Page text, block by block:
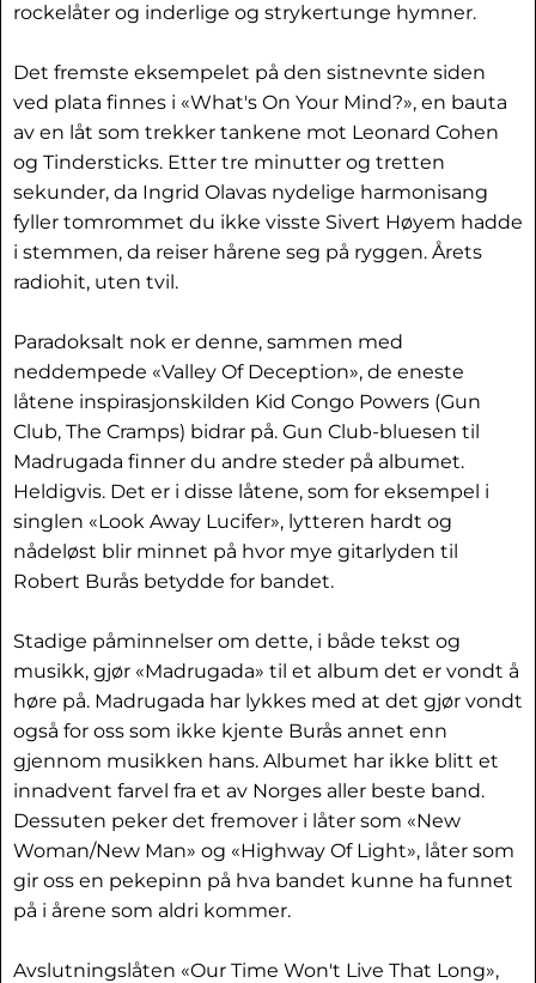
rockelåter og inderlige og strykertunge hymner.
Det fremste eksempelet på den sistnevnte siden
ved plata finnes i «What's On Your Mind?», en bauta
av en låt som trekker tankene mot Leonard Cohen
og Tindersticks. Etter tre minutter og tretten
sekunder, da Ingrid Olavas nydelige harmonisang
fyller tomrommet du ikke visste Sivert Høyem hadde
i stemmen, da reiser hårene seg på ryggen. Årets
radiohit, uten tvil.
Paradoksalt nok er denne, sammen med
neddempede «Valley Of Deception», de eneste
låtene inspirasjonskilden Kid Congo Powers (Gun
Club, The Cramps) bidrar på. Gun Club-bluesen til
Madrugada finner du andre steder på albumet.
Heldigvis. Det er i disse låtene, som for eksempel i
singlen «Look Away Lucifer», lytteren hardt og
nådeløst blir minnet på hvor mye gitarlyden til
Robert Burås betydde for bandet.
Stadige påminnelser om dette, i både tekst og
musikk, gjør «Madrugada» til et album det er vondt å
høre på. Madrugada har lykkes med at det gjør vondt
også for oss som ikke kjente Burås annet enn
gjennom musikken hans. Albumet har ikke blitt et
innadvent farvel fra et av Norges aller beste band.
Dessuten peker det fremover i låter som «New
Woman/New Man» og «Highway Of Light», låter som
gir oss en pekepinn på hva bandet kunne ha funnet
på i årene som aldri kommer.
Avslutningslåten «Our Time Won't Live That Long»,